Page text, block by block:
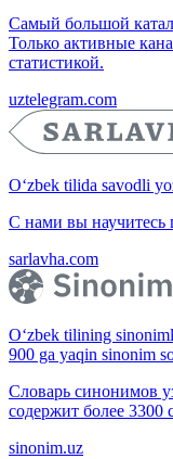
Самый большой
Только активные
статистикой.
uztelegram.com
O‘zbek tilida savodli
С нами вы научитесь
sarlavha.com
O‘zbek tilining
900 ga yaqin sinonim
Словарь синонимов
содержит более 3300
sinonim.uz